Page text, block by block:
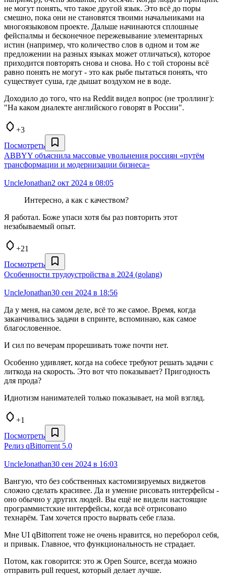
не могут понять, что такое другой язык. Это всё до поры
смешно, пока они не становятся твоими начальниками на
многоязыковом проекте. Дальше начинаются сплошные
фейспалмы и бесконечное пережевывание элементарных
истин (например, что количество слов в одном и том же
предложении на разных языках может отличаться), которое
приходится повторять снова и снова. Но с той стороны всё
равно понять не могут - это как рыбе пытаться понять, что
существует суша, где дышат воздухом не в воде.
Доходило до того, что на Reddit видел вопрос (не троллинг):
"На каком диалекте английского говорят в России".
+3
Посмотреть
ABBYY объяснила массовые увольнения россиян «путём
трансформации и модернизации бизнеса»
UncleJonathan2 окт 2024 в 08:05
Интересно, а как с качеством?
Я работал. Боже упаси хотя бы раз повторить этот
незабываемый опыт.
+21
Посмотреть
Особенности трудоустройства в 2024 (golang)
UncleJonathan30 сен 2024 в 18:56
Да у меня, на самом деле, всё то же самое. Время, когда
заканчивались задачи в спринте, вспоминаю, как самое
благословенное.
И сил по вечерам прорешивать тоже почти нет.
Особенно удивляет, когда на собесе требуют решать задачи с
литкода на скорость. Это вот что показывает? Пригодность
для прода?
Идиотизм нанимателей только показывает, на мой взгляд.
+1
Посмотреть
Релиз qBittorrent 5.0
UncleJonathan30 сен 2024 в 16:03
Вангую, что без собственных кастомизируемых виджетов
сложно сделать красивее. Да и умение рисовать интерфейсы -
оно обычно у других людей. Вы ещё не видели настоящие
программистские интерфейсы, когда всё отрисовано
технарём. Там хочется просто вырвать себе глаза.
Мне UI qBittorrent тоже не очень нравится, но переборол себя,
и привык. Главное, что функциональность не страдает.
Потом, как говорится: это ж Open Source, всегда можно
отправить pull request, который делает лучше.